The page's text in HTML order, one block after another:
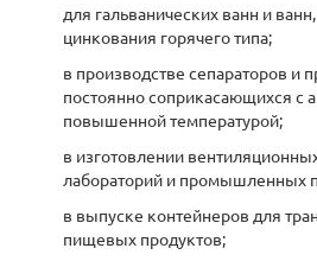
для гальванических ванн и
цинкования горячего типа;
в производстве сепараторов и
постоянно соприкасающихся с
повышенной температурой;
в изготовлении
лабораторий и промышленных
в выпуске контейнеров для
пищевых продуктов;